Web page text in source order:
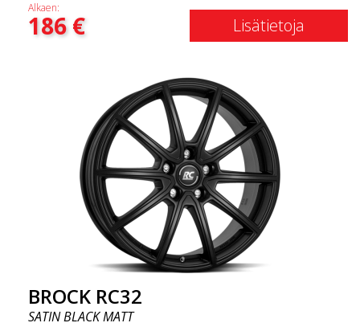
Alkaen:
186€ Lisätietoja
BROCK RC32
SATIN BLACK MATT